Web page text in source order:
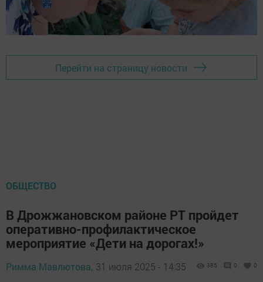
Перейти на страницу новости
ОБЩЕСТВО
В Дрожжановском районе РТ пройдет
оперативно-профилактическое
мероприятие «Дети на дорогах!»
Римма Мавлютова, 31 июля 2025 - 14:35 385 0 0